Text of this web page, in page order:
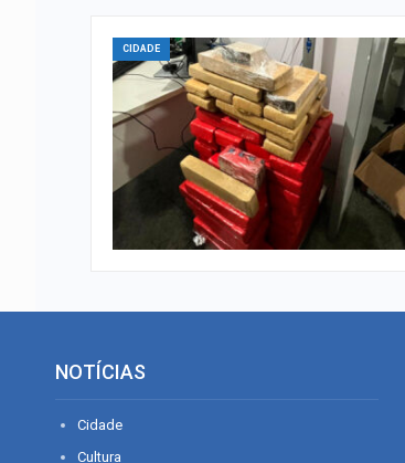
CIDADE
NOTÍCIAS
Cidade
Cultura